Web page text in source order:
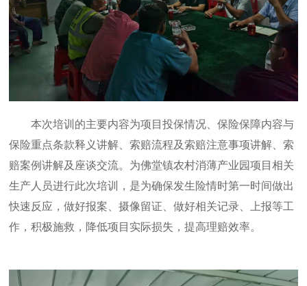
本次培训的主要内容为项目投保情况、保险保障内容与
保险重点条款释义讲解、索赔流程及索赔注意事项讲解、索
赔案例讲解及座谈交流。为佛堂镇农村消薄产业园项目相关
生产人员进行此次培训，是为确保发生险情时第一时间做出
快速反应，做好报案、摄像留证、做好相关记录、上报等工
作，积极施救，降低项目实际损失，提高理赔效率。